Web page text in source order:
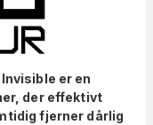
er en
der effektivt
fjerner dårlig